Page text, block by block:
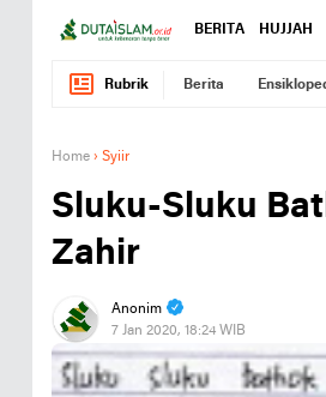
BERITA HUJJAH
Rubrik Berita
Home › Syiir
Sluku-Sluku
Zahir
Anonim
7 Jan 2020, 18:24 WIB